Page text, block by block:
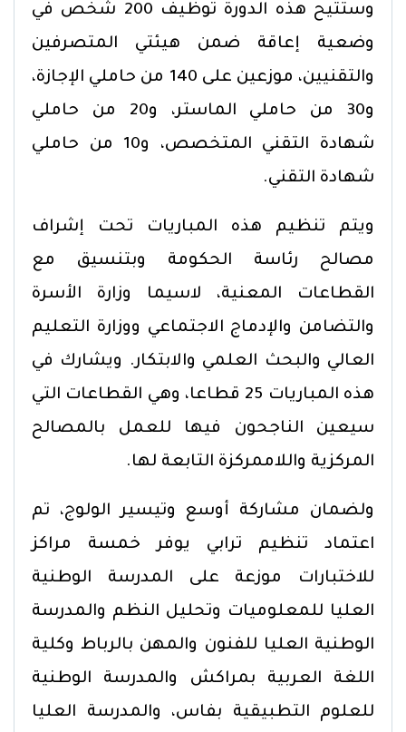
وستتيح هذه الدورة توظيف 200 شخص في
وضعية إعاقة ضمن هيئتي المتصرفين
والتقنيين، موزعين على 140 من حاملي الإجازة،
و30 من حاملي الماستر، و20 من حاملي
شهادة التقني المتخصص، و10 من حاملي
شهادة التقني.
ويتم تنظيم هذه المباريات تحت إشراف
مصالح رئاسة الحكومة وبتنسيق مع
القطاعات المعنية، لاسيما وزارة الأسرة
والتضامن والإدماج الاجتماعي ووزارة التعليم
العالي والبحث العلمي والابتكار. ويشارك في
هذه المباريات 25 قطاعا، وهي القطاعات التي
سيعين الناجحون فيها للعمل بالمصالح
المركزية واللاممركزة التابعة لها.
ولضمان مشاركة أوسع وتيسير الولوج، تم
اعتماد تنظيم ترابي يوفر خمسة مراكز
للاختبارات موزعة على المدرسة الوطنية
العليا للمعلوميات وتحليل النظم والمدرسة
الوطنية العليا للفنون والمهن بالرباط وكلية
اللغة العربية بمراكش والمدرسة الوطنية
للعلوم التطبيقية بفاس، والمدرسة العليا